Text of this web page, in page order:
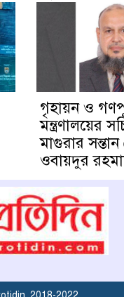
গৃহায়ন ও
মন্ত্রণালয়ের
মাগুরার
ওবায়দুর